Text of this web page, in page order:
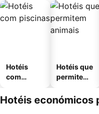
Hotéis
com
Hotéis que
permitem
Hotéis económicos